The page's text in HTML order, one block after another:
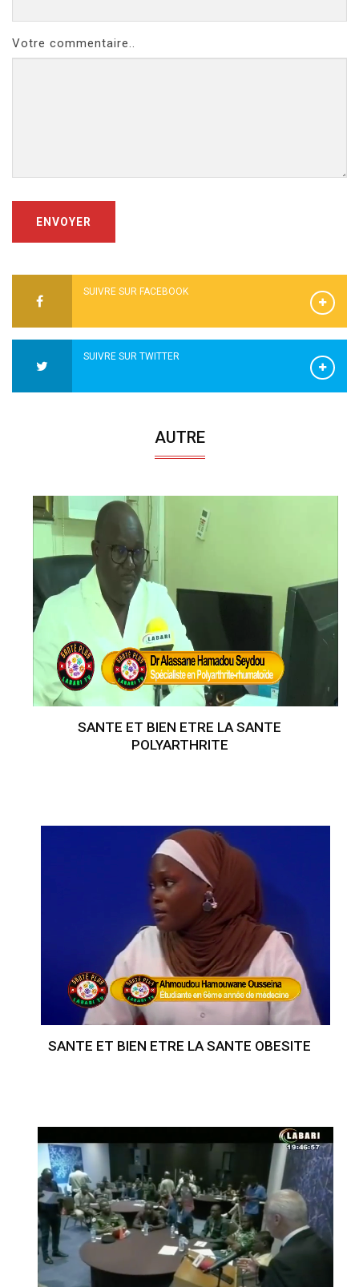
Votre commentaire..
ENVOYER
SUIVRE SUR FACEBOOK
SUIVRE SUR TWITTER
AUTRE
SANTE ET BIEN ETRE LA SANTE
POLYARTHRITE
SANTE ET BIEN ETRE LA SANTE OBESITE